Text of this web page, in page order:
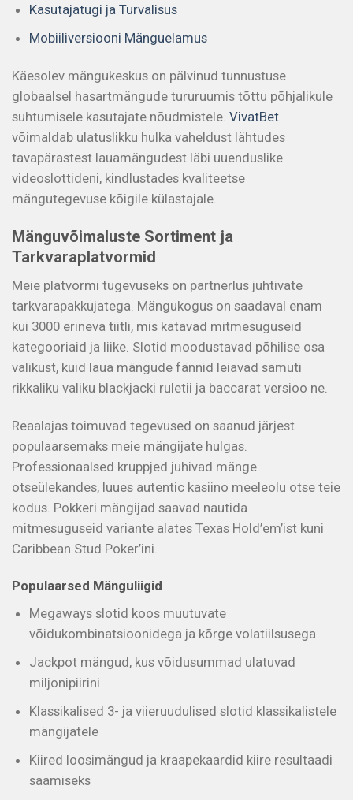
Kasutajatugi ja Turvalisus
Mobiiliversiooni Mänguelamus
Käesolev mängukeskus on pälvinud tunnustuse
globaalsel hasartmängude tururuumis tõttu põhjalikule
suhtumisele kasutajate nõudmistele. VivatBet
võimaldab ulatuslikku hulka vaheldust lähtudes
tavapärastest lauamängudest läbi uuenduslike
videoslottideni, kindlustades kvaliteetse
mängutegevuse kõigile külastajale.
Mänguvõimaluste Sortiment ja
Tarkvaraplatvormid
Meie platvormi tugevuseks on partnerlus juhtivate
tarkvarapakkujatega. Mängukogus on saadaval enam
kui 3000 erineva tiitli, mis katavad mitmesuguseid
kategooriaid ja liike. Slotid moodustavad põhilise osa
valikust, kuid laua mängude fännid leiavad samuti
rikkaliku valiku blackjacki ruletii ja baccarat versioo ne.
Reaalajas toimuvad tegevused on saanud järjest
populaarsemaks meie mängijate hulgas.
Professionaalsed kruppjed juhivad mänge
otseülekandes, luues autentic kasiino meeleolu otse teie
kodus. Pokkeri mängijad saavad nautida
mitmesuguseid variante alates Texas Hold’em’ist kuni
Caribbean Stud Poker’ini.
Populaarsed Mänguliigid
Megaways slotid koos muutuvate
võidukombinatsioonidega ja kõrge volatiilsusega
Jackpot mängud, kus võidusummad ulatuvad
miljonipiirini
Klassikalised 3- ja viieruudulised slotid klassikalistele
mängijatele
Kiired loosimängud ja kraapekaardid kiire resultaadi
saamiseks